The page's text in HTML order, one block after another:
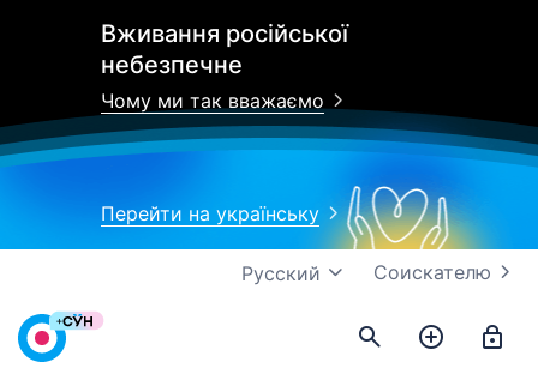
Вживання російської
небезпечне
Чому ми так вважаємо
Перейти на українську
Соискателю
Русский